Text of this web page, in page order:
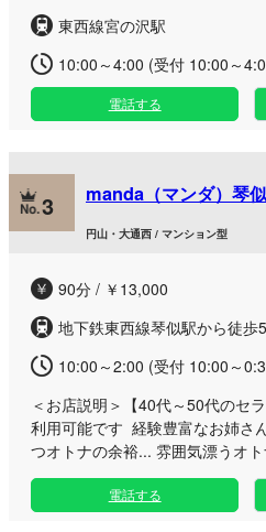
東西線宮の沢駅
10:00～4:00 (受付 10:00～
電話する
3 manda（マンダ）琴
円山・大通西 / マンション型
90分 / ￥13,000
地下鉄東西線琴似駅から徒歩
10:00～2:00 (受付 10:00～
＜お店説明＞ 【40代～50代のセ
利用可能です 経験豊富なお姉さ
つオトナの余裕... 雰囲気漂うオ
とテクニックに酔いしれる『
ジにて セラピストによる癒しを
す。 オイルリンパマッサージは
電話する